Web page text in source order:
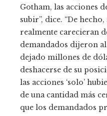
Gotham, las acciones
subir”, dice. “De
realmente carecieran
demandados dijeron
dejado millones de
deshacerse de su
las acciones ‘solo’
de una cantidad más
que los demandados